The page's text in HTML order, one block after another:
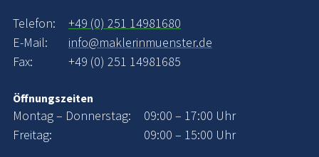
Telefon:
+49 (0) 251 14981680
E-Mail:
info@maklerinmuenster.de
Fax:
+49 (0) 251 14981685
Öffnungszeiten
Montag – Donnerstag:
09:00 – 17:00 Uhr
Freitag:
09:00 – 15:00 Uhr